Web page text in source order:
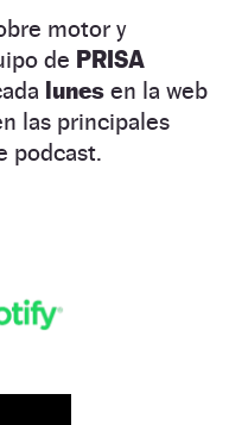
motor y
de PRISA
lunes en la web
las principales
podcast.